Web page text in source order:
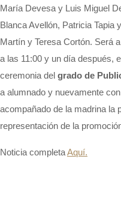
María Devesa y Luis Miguel
Blanca Avellón, Patricia Tapia
Martín y Teresa Cortón. Será
a las 11:00 y un día después,
ceremonia del grado de
a alumnado y nuevamente
acompañado de la madrina la
representación de la
Noticia completaAquí.